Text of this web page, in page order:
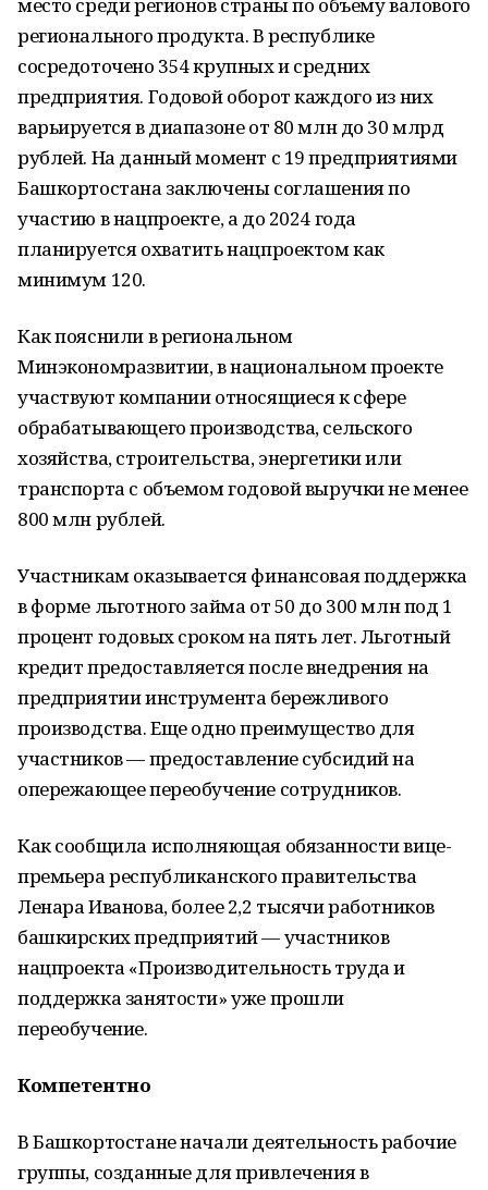
регионального продукта. В республике
сосредоточено 354 крупных и средних
предприятия. Годовой оборот каждого из них
варьируется в диапазоне от 80 млн до 30 млрд
рублей. На данный момент с 19 предприятиями
Башкортостана заключены соглашения по
участию в нацпроекте, а до 2024 года
планируется охватить нацпроектом как
минимум 120.
Как пояснили в региональном
Минэкономразвитии, в национальном проекте
участвуют компании относящиеся к сфере
обрабатывающего производства, сельского
хозяйства, строительства, энергетики или
транспорта с объемом годовой выручки не менее
800 млн рублей.
Участникам оказывается финансовая поддержка
в форме льготного займа от 50 до 300 млн под 1
процент годовых сроком на пять лет. Льготный
кредит предоставляется после внедрения на
предприятии инструмента бережливого
производства. Еще одно преимущество для
участников — предоставление субсидий на
опережающее переобучение сотрудников.
Как сообщила исполняющая обязанности вице-
премьера республиканского правительства
Ленара Иванова, более 2,2 тысячи работников
башкирских предприятий — участников
нацпроекта «Производительность труда и
поддержка занятости» уже прошли
переобучение.
Компетентно
В Башкортостане начали деятельность рабочие
группы, созданные для привлечения в